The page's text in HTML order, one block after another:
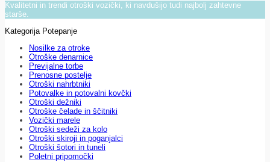
Kvalitetni in trendi otroški vozički, ki navdušijo tudi najbolj zahtevne
starše.
Kategorija Potepanje
Nosilke za otroke
Otroške denarnice
Previjalne torbe
Prenosne postelje
Otroški nahrbtniki
Potovalke in potovalni kovčki
Otroški dežniki
Otroške čelade in ščitniki
Vozički marele
Otroški sedeži za kolo
Otroški skiroji in poganjalci
Otroški šotori in tuneli
Poletni pripomočki